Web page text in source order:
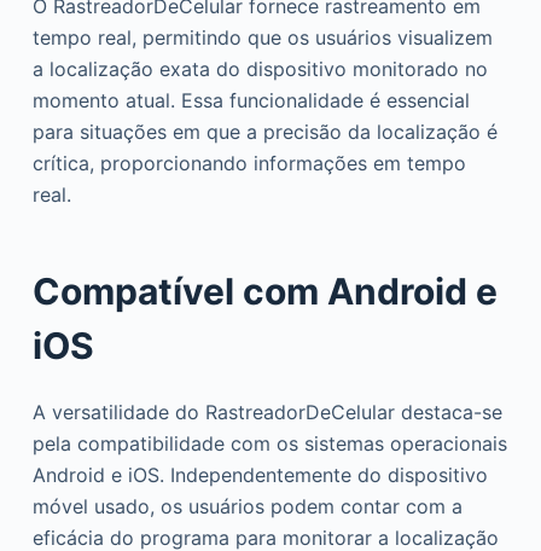
O RastreadorDeCelular fornece rastreamento em
tempo real, permitindo que os usuários visualizem
a localização exata do dispositivo monitorado no
momento atual. Essa funcionalidade é essencial
para situações em que a precisão da localização é
crítica, proporcionando informações em tempo
real.
Compatível com Android e
iOS
A versatilidade do RastreadorDeCelular destaca-se
pela compatibilidade com os sistemas operacionais
Android e iOS. Independentemente do dispositivo
móvel usado, os usuários podem contar com a
eficácia do programa para monitorar a localização